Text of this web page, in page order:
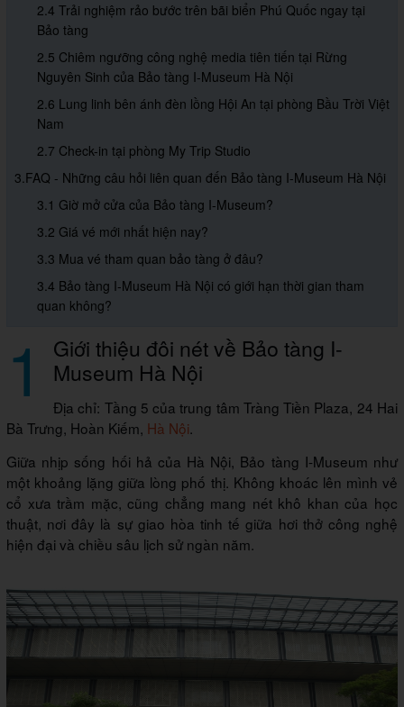
2.4 Trải nghiệm rảo bước trên bãi biển Phú Quốc ngay tại
Bảo tàng
2.5 Chiêm ngưỡng công nghệ media tiên tiến tại Rừng
Nguyên Sinh của Bảo tàng I-Museum Hà Nội
2.6 Lung linh bên ánh đèn lồng Hội An tại phòng Bầu Trời Việt
Nam
2.7 Check-in tại phòng My Trip Studio
3.FAQ - Những câu hỏi liên quan đến Bảo tàng I-Museum Hà Nội
3.1 Giờ mở cửa của Bảo tàng I-Museum?
3.2 Giá vé mới nhất hiện nay?
3.3 Mua vé tham quan bảo tàng ở đâu?
3.4 Bảo tàng I-Museum Hà Nội có giới hạn thời gian tham
quan không?
1 Giới thiệu đôi nét về Bảo tàng I-
Museum Hà Nội
Địa chỉ: Tầng 5 của trung tâm Tràng Tiền Plaza, 24 Hai
Bà Trưng, Hoàn Kiếm, Hà Nội.
Giữa nhịp sống hối hả của Hà Nội, Bảo tàng I-Museum như
một khoảng lặng giữa lòng phố thị. Không khoác lên mình vẻ
cổ xưa trầm mặc, cũng chẳng mang nét khô khan của học
thuật, nơi đây là sự giao hòa tinh tế giữa hơi thở công nghệ
hiện đại và chiều sâu lịch sử ngàn năm.